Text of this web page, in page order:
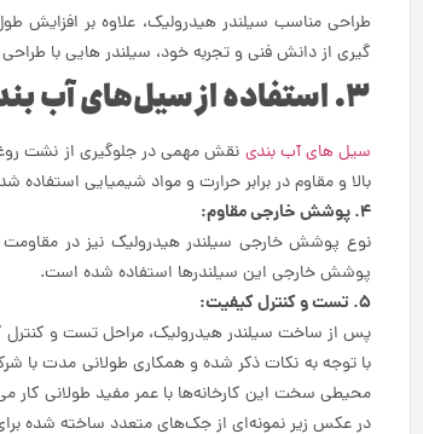
طراحی مناسب سیلندر هیدرولیک، علاوه بر افزایش
گیری از دانش فنی و تجربه خود، سیلندر هایی با
3. استفاده از سیل‌های آب‌ بندی با کیفیت:
سیل‌ های آب‌ بندی نقش مهمی در جلوگیری از نشت
بالا و مقاوم در برابر حرارت و مواد شیمیایی استفاده
4. پوشش خارجی مقاوم:
نوع پوشش خارجی سیلندر هیدرولیک نیز در مقاومت
پوشش خارجی این سیلندرها استفاده شده است.
5. تست و کنترل کیفیت:
پس از ساخت سیلندر هیدرولیک، مراحل تست و
با توجه به نکات ذکر شده و همکاری طولانی مدت با
محیطی سخت این کارخانه‌ها با عمر مفید طولانی کار
در عکس زیر نمونه‌ای از جک‌های متعدد ساخته شده برای